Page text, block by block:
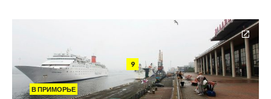
9
В ПРИМОРЬЕ